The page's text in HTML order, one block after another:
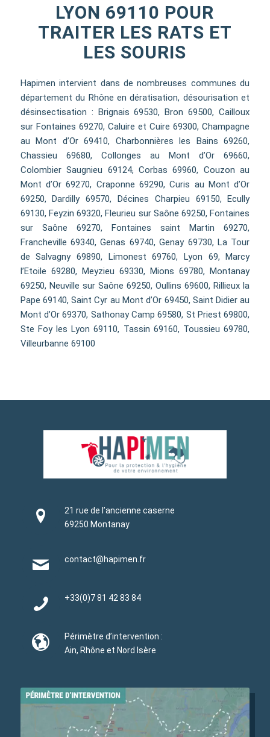
LYON 69110 POUR
TRAITER LES RATS ET
LES SOURIS
Hapimen intervient dans de nombreuses communes du
département du Rhône en dératisation, désourisation et
désinsectisation : Brignais 69530, Bron 69500, Cailloux
sur Fontaines 69270, Caluire et Cuire 69300, Champagne
au Mont d’Or 69410, Charbonnières les Bains 69260,
Chassieu 69680, Collonges au Mont d’Or 69660,
Colombier Saugnieu 69124, Corbas 69960, Couzon au
Mont d’Or 69270, Craponne 69290, Curis au Mont d’Or
69250, Dardilly 69570, Décines Charpieu 69150, Ecully
69130, Feyzin 69320, Fleurieu sur Saône 69250, Fontaines
sur Saône 69270, Fontaines saint Martin 69270,
Francheville 69340, Genas 69740, Genay 69730, La Tour
de Salvagny 69890, Limonest 69760, Lyon 69, Marcy
l’Etoile 69280, Meyzieu 69330, Mions 69780, Montanay
69250, Neuville sur Saône 69250, Oullins 69600, Rillieux la
Pape 69140, Saint Cyr au Mont d’Or 69450, Saint Didier au
Mont d’Or 69370, Sathonay Camp 69580, St Priest 69800,
Ste Foy les Lyon 69110, Tassin 69160, Toussieu 69780,
Villeurbanne 69100
21 rue de l’ancienne caserne
69250 Montanay
contact@hapimen.fr
+33(0)7 81 42 83 84
Périmètre d’intervention :
Ain, Rhône et Nord Isère